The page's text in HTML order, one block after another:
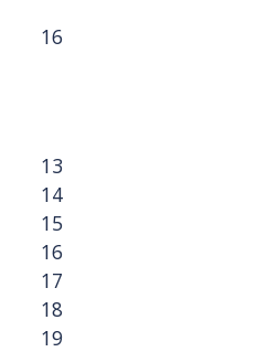
16
13
14
15
16
17
18
19